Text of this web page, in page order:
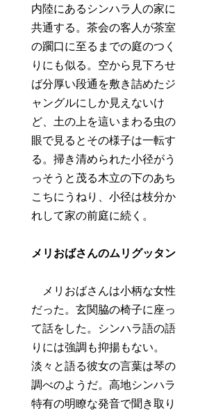
内陸にあるシンハラ人の家に
共通する。茶会の客人が茶室
の躙口に至るまでの庭のつく
りにも似る。空から見下ろせ
ば分厚い段通を敷き詰めたジ
ャングルにしか見えないけ
ど、土の上を這いまわる虫の
眼で見るとその様子は一転す
る。掃き清められた小径がう
っそうと茂る木立の下のあち
こちにうねり、小径は枝分か
れして家の前庭に続く。
メリおばさんのムリグッタン
メリおばさんは小柄な女性
だった。玄関脇の椅子に座っ
て話をした。シンハラ語の語
りには強調も抑揚もない。
淡々と語る彼女の言葉は琴の
調べのようだ。高地シンハラ
特有の明瞭な発音で聞き取り